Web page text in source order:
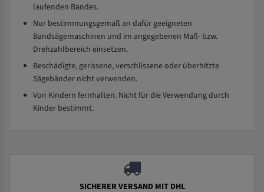
laufenden Bandes.
Nur bestimmungsgemäß an dafür geeigneten
Bandsägemaschinen und im angegebenen Maß- bzw.
Drehzahlbereich einsetzen.
Beschädigte, gerissene, verschlissene oder überhitzte
Sägebänder nicht verwenden.
Von Kindern fernhalten. Nicht für die Verwendung durch
Kinder bestimmt.
SICHERER VERSAND MIT DHL